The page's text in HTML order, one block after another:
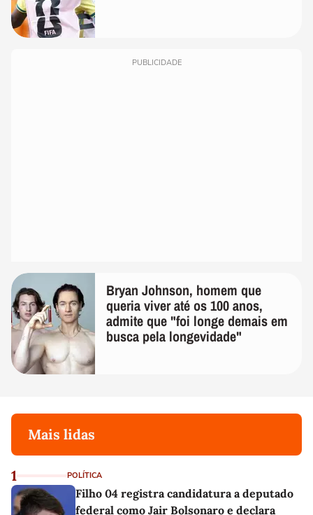
PUBLICIDADE
Bryan Johnson, homem que
queria viver até os 100 anos,
admite que "foi longe demais em
busca pela longevidade"
Mais lidas
1 POLÍTICA
Filho 04 registra candidatura a deputado
federal como Jair Bolsonaro e declara